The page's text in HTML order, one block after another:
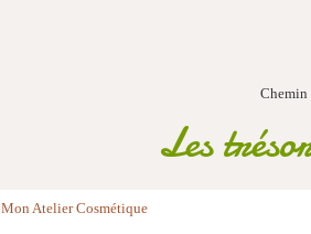
Chemin
Les
Mon Atelier Cosmétique